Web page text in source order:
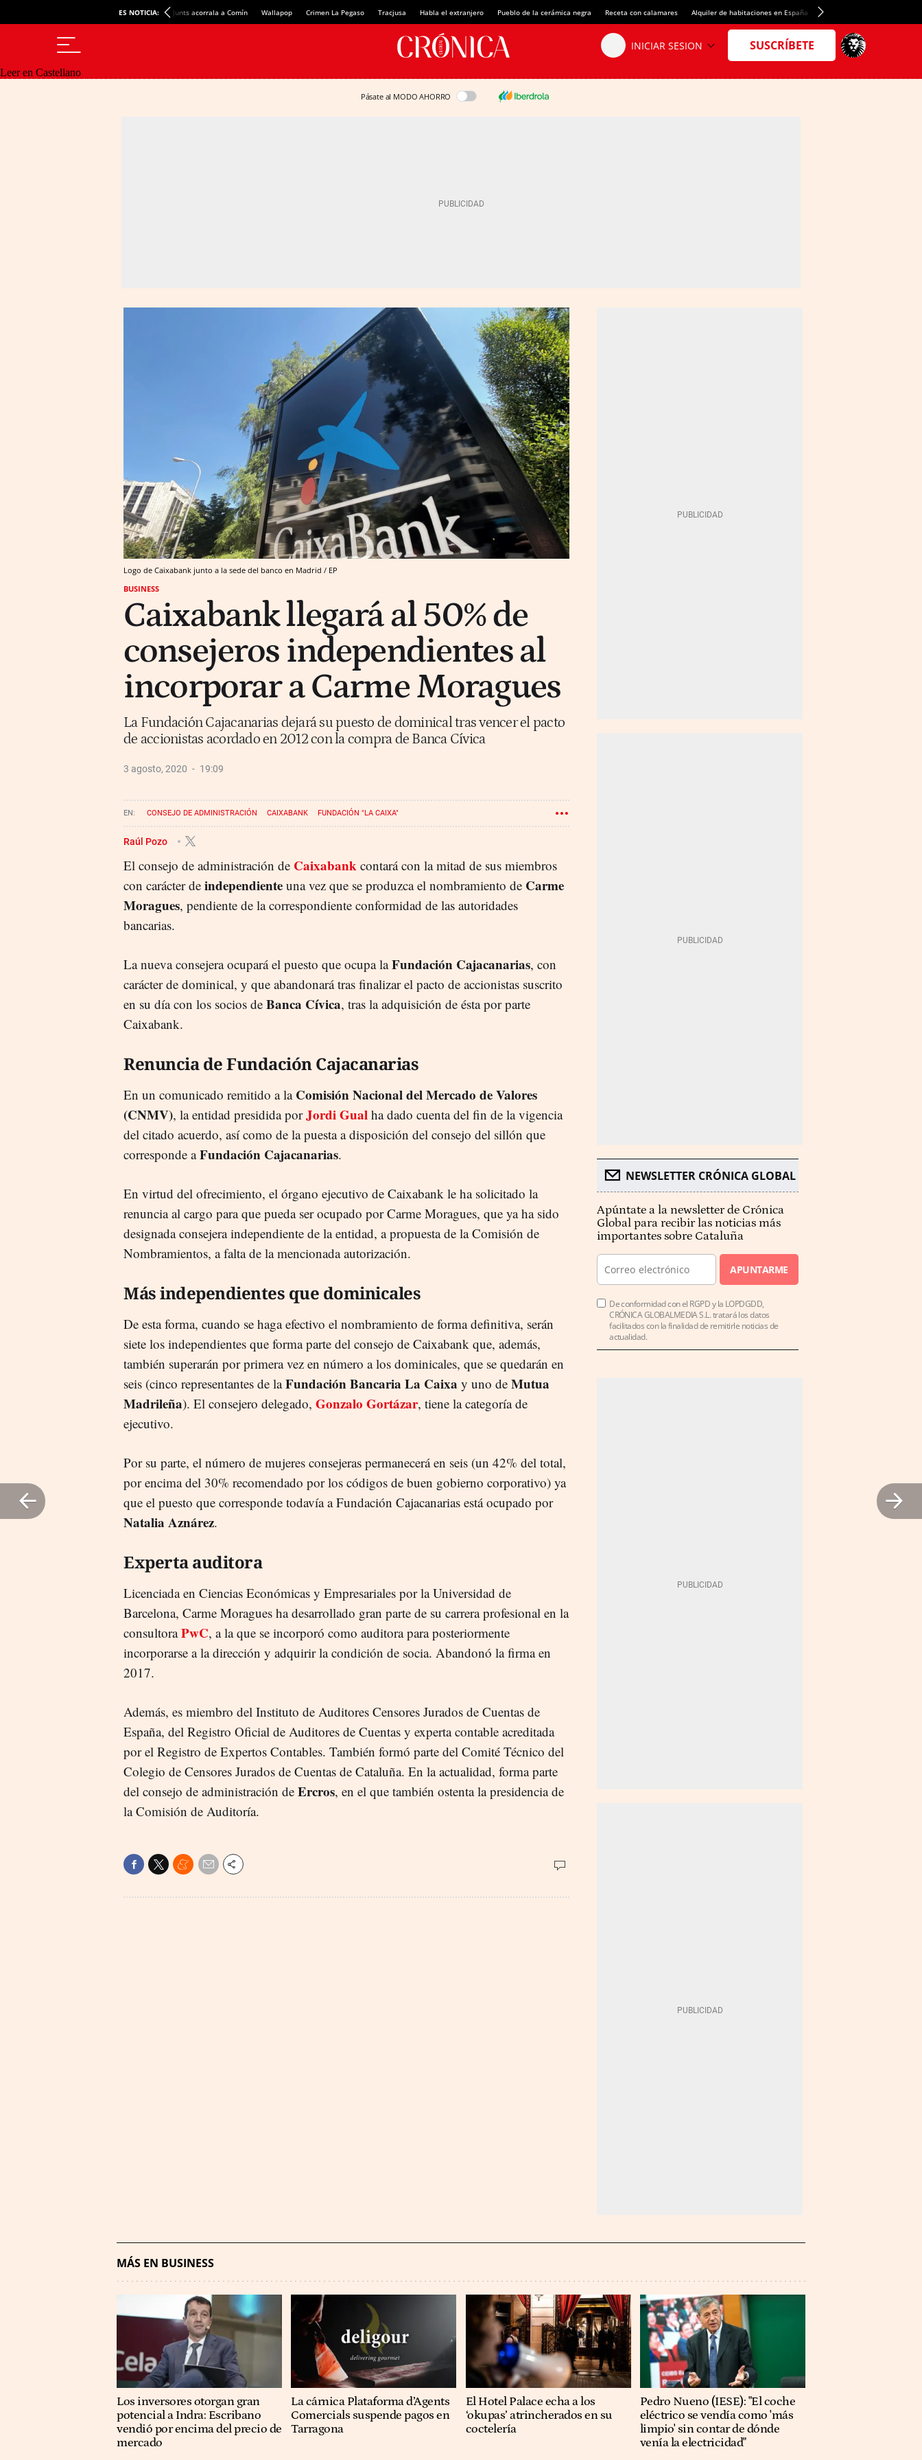
ES NOTICIA: Junts acorrala a Comín Wallapop Crimen La Pegaso Tracjusa Habla el extranjero Pueblo de la cerámica negra Receta con calamares Alquiler de habitaciones en España Crédito del Spotify Camp Nou
Leer en Castellano
Pásate al MODO AHORRO
Logo de Caixabank junto a la sede del banco en Madrid / EP
BUSINESS
Caixabank llegará al 50% de
consejeros independientes al
incorporar a Carme Moragues
La Fundación Cajacanarias dejará su puesto de dominical tras vencer el pacto
de accionistas acordado en 2012 con la compra de Banca Cívica
3 agosto, 2020 19:09
CONSEJO DE ADMINISTRACIÓN CAIXABANK FUNDACIÓN "LA CAIXA"
Raúl Pozo
El consejo de administración de Caixabank contará con la mitad de sus miembros
con carácter de independiente una vez que se produzca el nombramiento de Carme
Moragues, pendiente de la correspondiente conformidad de las autoridades
bancarias.
La nueva consejera ocupará el puesto que ocupa laFundación Cajacanarias, con
carácter de dominical, y que abandonará tras finalizar el pacto de accionistas suscrito
en su día con los socios de Banca Cívica, tras la adquisición de ésta por parte
Caixabank.
Renuncia de Fundación Cajacanarias
En un comunicado remitido a la Comisión Nacional del Mercado de Valores
(CNMV), la entidad presidida porJordi Gual ha dado cuenta del fin de la vigencia
del citado acuerdo, así como de la puesta a disposición del consejo del sillón que
corresponde aFundación Cajacanarias.
En virtud del ofrecimiento, el órgano ejecutivo de Caixabank le ha solicitado la
renuncia al cargo para que pueda ser ocupado por Carme Moragues, que ya ha sido
designada consejera independiente de la entidad, a propuesta de la Comisión de
Nombramientos, a falta de la mencionada autorización.
Más independientes que dominicales
De esta forma, cuando se haga efectivo el nombramiento de forma definitiva, serán
siete los independientes que forma parte del consejo de Caixabank que, además,
también superarán por primera vez en número a los dominicales, que se quedarán en
seis (cinco representantes de laFundación Bancaria La Caixa y uno de Mutua
Madrileña). El consejero delegado, Gonzalo Gortázar, tiene la categoría de
ejecutivo.
Por su parte, el número de mujeres consejeras permanecerá en seis (un 42% del total,
por encima del 30% recomendado por los códigos de buen gobierno corporativo) ya
que el puesto que corresponde todavía a Fundación Cajacanarias está ocupado por
Natalia Aznárez.
Experta auditora
Licenciada en Ciencias Económicas y Empresariales por la Universidad de
Barcelona, Carme Moragues ha desarrollado gran parte de su carrera profesional en la
consultoraPwC, a la que se incorporó como auditora para posteriormente
incorporarse a la dirección y adquirir la condición de socia. Abandonó la firma en
2017.
Además, es miembro del Instituto de Auditores Censores Jurados de Cuentas de
España, del Registro Oficial de Auditores de Cuentas y experta contable acreditada
por el Registro de Expertos Contables. También formó parte del Comité Técnico del
Colegio de Censores Jurados de Cuentas de Cataluña. En la actualidad, forma parte
del consejo de administración de Ercros, en el que también ostenta la presidencia de
la Comisión de Auditoría.
NEWSLETTER CRÓNICA GLOBAL
Apúntate a la newsletter de Crónica
Global para recibir las noticias más
importantes sobre Cataluña
APUNTARME
De conformidad con el RGPD y la LOPDGDD,
CRÓNICA GLOBALMEDIA S.L. tratará los datos
facilitados con la finalidad de remitirle noticias de
actualidad.
MÁS EN BUSINESS
Los inversores otorgan gran
potencial a Indra: Escribano
vendió por encima del precio de
mercado
La cárnica Plataforma d’Agents
Comercials suspende pagos en
Tarragona
El Hotel Palace echa a los
‘okupas’ atrincherados en su
coctelería
Pedro Nueno (IESE): "El coche
eléctrico se vendía como 'más
limpio' sin contar de dónde
venía la electricidad"